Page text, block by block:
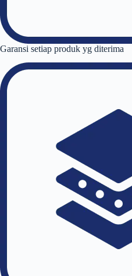
Garansi setiap produk yg diterima